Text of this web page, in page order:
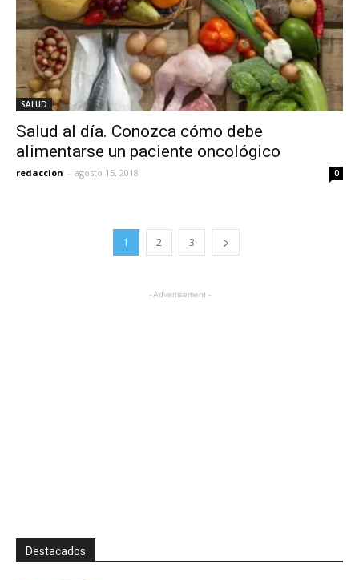
SALUD
Salud al día. Conozca cómo debe
alimentarse un paciente oncológico
redaccion - agosto 15, 2018 0
1 2 3
- Advertisement -
Destacados